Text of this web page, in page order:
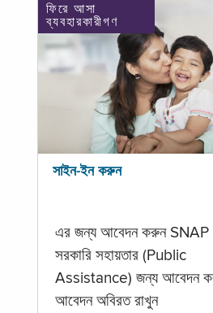
ফিরে আসা
ব্যবহারকারীগণ
সাইন-ইন করুন
এর জন্য আবেদন করুন SNAP
সরকারি সহায়তার (Public
Assistance) জন্য আবেদন
আবেদন অবিরত রাখুন